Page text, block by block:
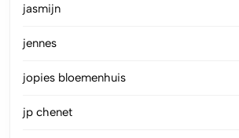
jasmijn
jennes
jopies bloemenhuis
jp chenet